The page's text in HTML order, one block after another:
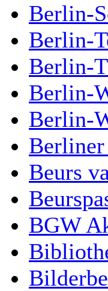
Berlin-
Berlin-
Berlin-
Berlin-
Berlin-
Beurs
BGW